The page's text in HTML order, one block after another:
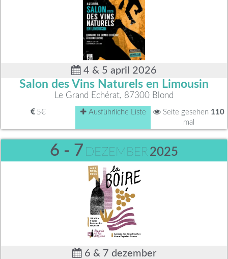
4 & 5 april 2026
Salon des Vins Naturels en Limousin
Le Grand Echérat, 87300 Blond
5€ Ausführliche Liste Seite gesehen 110
mal
6 - 7 DEZEMBER 2025
6 & 7 dezember